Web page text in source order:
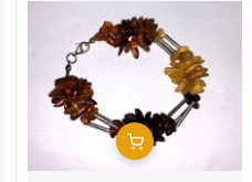
Добавить В Корзину